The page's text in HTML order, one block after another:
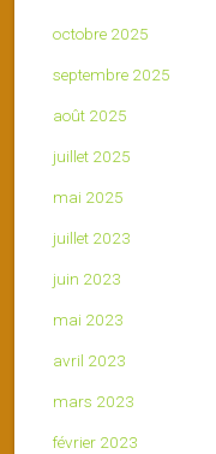
octobre 2025
septembre 2025
août 2025
juillet 2025
mai 2025
juillet 2023
juin 2023
mai 2023
avril 2023
mars 2023
février 2023